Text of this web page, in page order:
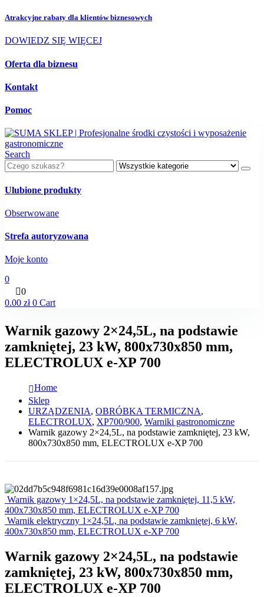
Atrakcyjne rabaty dla klientów biznesowych
DOWIEDZ SIĘ WIĘCEJ
Oferta dla biznesu
Kontakt
Pomoc
Search
Ulubione produkty
Obserwowane
Strefa autoryzowana
Moje konto
0
0
0.00 zł 0 Cart
Warnik gazowy 2×24,5L, na podstawie
zamkniętej, 23 kW, 800x730x850 mm,
ELECTROLUX e-XP 700
Home
Sklep
URZĄDZENIA, OBRÓBKA TERMICZNA,
ELECTROLUX, XP700/900, Warniki gastronomiczne
Warnik gazowy 2×24,5L, na podstawie zamkniętej, 23 kW,
800x730x850 mm, ELECTROLUX e-XP 700
Warnik gazowy 1×24,5L, na podstawie zamkniętej, 11,5 kW,
400x730x850 mm, ELECTROLUX e-XP 700
Warnik elektryczny 1×24,5L, na podstawie zamkniętej, 6 kW,
400x730x850 mm, ELECTROLUX e-XP 700
Warnik gazowy 2×24,5L, na podstawie
zamkniętej, 23 kW, 800x730x850 mm,
ELECTROLUX e-XP 700